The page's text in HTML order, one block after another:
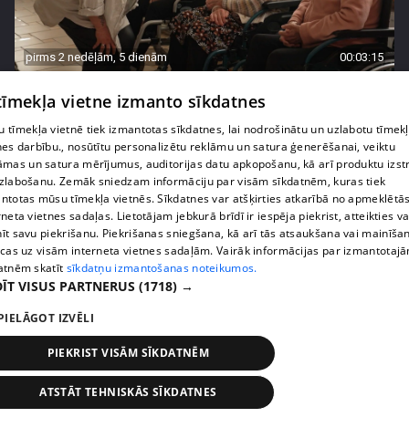
pirms 2 nedēļām, 5 dienām 00:03:15
senioru atbalstam
70. epizode
Margaritai Kolosovai sporta treniņš sagādā
pamatīgas galvassāpes
vietne izmanto sīkdatnes
tīmekļa vietnē tiek izmantotas sīkdatnes, lai nodrošinātu un uzlabotu
darbību., nosūtītu personalizētu reklāmu un satura ģenerēšanai, veiktu
un satura mērījumus, auditorijas datu apkopošanu, kā arī produktu
Zemāk sniedzam informāciju par visām sīkdatnēm, kuras tiek
mūsu tīmekļa vietnēs. Sīkdatnes var atšķirties atkarībā no
vietnes sadaļas. Lietotājam jebkurā brīdī ir iespēja piekrist, atteikties
savu piekrišanu. Piekrišanas sniegšana, kā arī tās atsaukšana vai
uz visām interneta vietnes sadaļām. Vairāk informācijas par
skatīt sīkdatņu izmantošanas noteikumos.
VISUS PARTNERUS (1718) →
IZVĒLI
PIEKRIST VISĀM SĪKDATNĒM
ATSTĀT TEHNISKĀS SĪKDATNES